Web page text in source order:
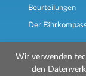
Beurteilungen
Der Fährkompass
Wir verwenden
den